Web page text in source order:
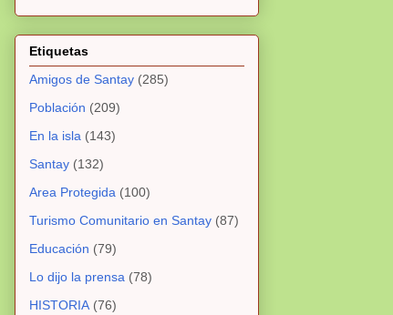
Etiquetas
Amigos de Santay (285)
Población (209)
En la isla (143)
Santay (132)
Area Protegida (100)
Turismo Comunitario en Santay (87)
Educación (79)
Lo dijo la prensa (78)
HISTORIA (76)